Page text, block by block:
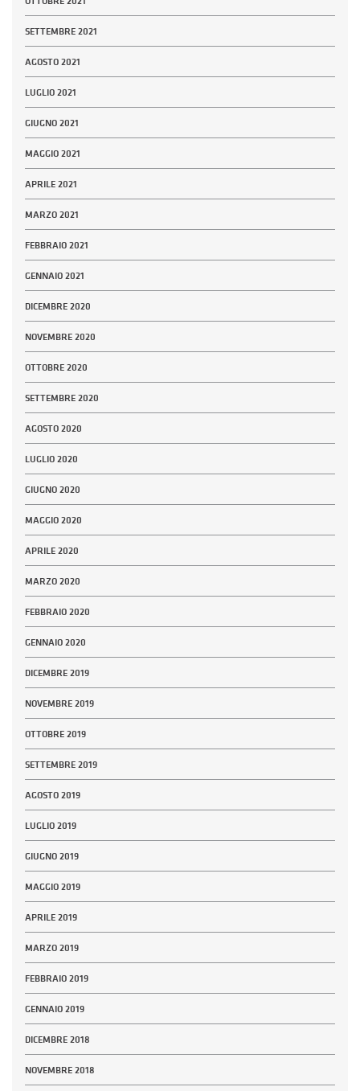
SETTEMBRE 2021
AGOSTO 2021
LUGLIO 2021
GIUGNO 2021
MAGGIO 2021
APRILE 2021
MARZO 2021
FEBBRAIO 2021
GENNAIO 2021
DICEMBRE 2020
NOVEMBRE 2020
OTTOBRE 2020
SETTEMBRE 2020
AGOSTO 2020
LUGLIO 2020
GIUGNO 2020
MAGGIO 2020
APRILE 2020
MARZO 2020
FEBBRAIO 2020
GENNAIO 2020
DICEMBRE 2019
NOVEMBRE 2019
OTTOBRE 2019
SETTEMBRE 2019
AGOSTO 2019
LUGLIO 2019
GIUGNO 2019
MAGGIO 2019
APRILE 2019
MARZO 2019
FEBBRAIO 2019
GENNAIO 2019
DICEMBRE 2018
NOVEMBRE 2018